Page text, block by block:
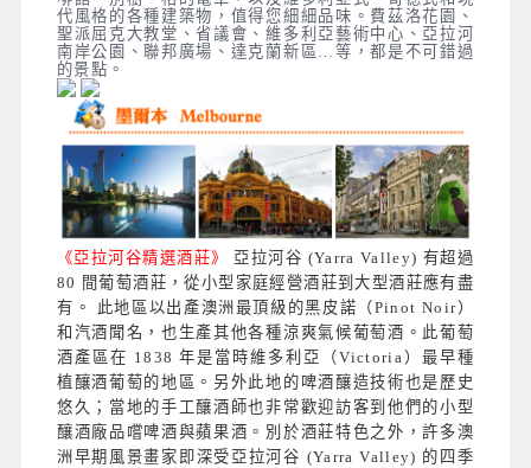
代風格的各種建築物，值得您細細品味。費茲洛花園、
聖派屈克大教堂、省議會、維多利亞藝術中心、亞拉河
南岸公園、聯邦廣場、達克蘭新區…等，都是不可錯過
的景點。
《亞拉河谷精選酒莊》
亞拉河谷 (Yarra Valley) 有超過
80 間葡萄酒莊，從小型家庭經營酒莊到大型酒莊應有盡
有。 此地區以出產澳洲最頂級的黑皮諾（Pinot Noir）
和汽酒聞名，也生產其他各種涼爽氣候葡萄酒。此葡萄
酒產區在 1838 年是當時維多利亞（Victoria）最早種
植釀酒葡萄的地區。另外此地 的啤酒釀造技術也是歷史
悠久；當地的手工釀酒師也非常歡迎訪客到他們的小型
釀酒廠品嚐啤酒與蘋果酒。別於酒莊特色之外，許多澳
洲早期風景畫家即深受亞拉河谷 (Yarra Valley) 的四季